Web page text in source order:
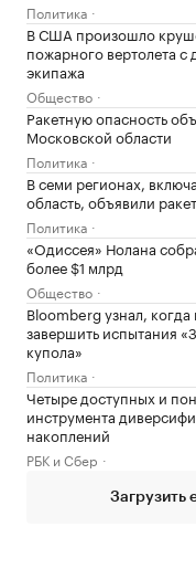
Политика
В США произошло
пожарного вертолета с
экипажа
Общество
Ракетную опасность
Московской области
Политика
В семи регионах,
область, объявили
Политика
«Одиссея» Нолана
более $1 млрд
Общество
Bloomberg узнал,
завершить испытания
купола»
Политика
Четыре доступных и
инструмента
накоплений
РБК и Сбер
Загрузить